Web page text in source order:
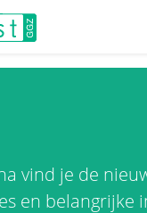
vind je de
en belangrijke